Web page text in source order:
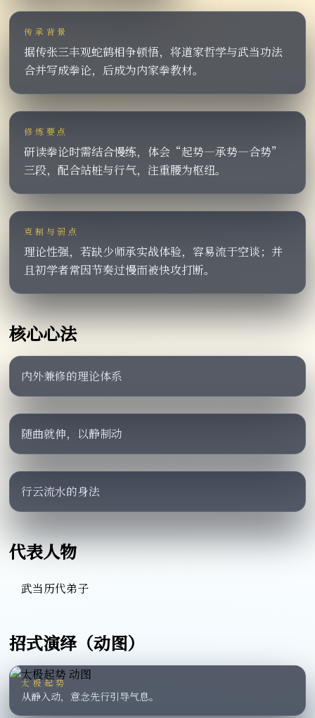
传承背景
据传张三丰观蛇鹤相争顿悟，将道家哲学与武当功法
合并写成拳论，后成为内家拳教材。
修炼要点
研读拳论时需结合慢练，体会“起势—承势—合势”
三段，配合站桩与行气，注重腰为枢纽。
克制与弱点
理论性强，若缺少师承实战体验，容易流于空谈；并
且初学者常因节奏过慢而被快攻打断。
核心心法
内外兼修的理论体系
随曲就伸，以静制动
行云流水的身法
代表人物
武当历代弟子
招式演绎（动图）
太极起势
从静入动，意念先行引导气息。